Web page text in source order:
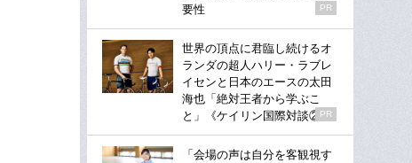
要性
PR
世界の頂点に君臨し続けるオ
ランダの超人ハリー・ラブレ
イセンと日本のエースの太田
海也「絶対王者から学ぶこ
と」《ケイリン国際対談②》
PR
「会場の声は自分を客観視す